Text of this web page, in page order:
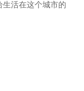
活在这个城市的